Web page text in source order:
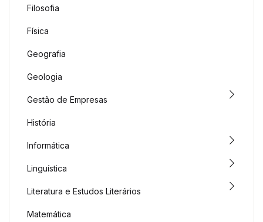
Filosofia
Física
Geografia
Geologia
Gestão de Empresas
História
Informática
Linguística
Literatura e Estudos Literários
Matemática